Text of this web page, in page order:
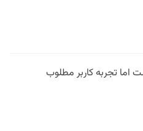
اما تجربه کاربر مطلوب